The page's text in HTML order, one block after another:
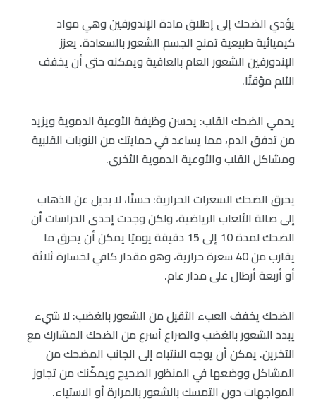
يؤدي الضحك إلى إطلاق مادة الإندورفين وهي مواد
كيميائية طبيعية تمنح الجسم الشعور بالسعادة. يعزز
الإندورفين الشعور العام بالعافية ويمكنه حتى أن يخفف
الألم مؤقتًا.
يحمي الضحك القلب: يحسن وظيفة الأوعية الدموية ويزيد
من تدفق الدم، مما يساعد في حمايتك من النوبات القلبية
ومشاكل القلب والأوعية الدموية الأخرى.
يحرق الضحك السعرات الحرارية: حسنًا، لا بديل عن الذهاب
إلى صالة الألعاب الرياضية، ولكن وجدت إحدى الدراسات أن
الضحك لمدة 10 إلى 15 دقيقة يوميًا يمكن أن يحرق ما
يقارب من 40 سعرة حرارية، وهو مقدار كافي لخسارة ثلاثة
أو أربعة أرطال على مدار عام.
الضحك يخفف العبء الثقيل من الشعور بالغضب: لا شيء
يبدد الشعور بالغضب والصراع أسرع من الضحك المشارك مع
الآخرين. يمكن أن يوجه الانتباه إلى الجانب المضحك من
المشاكل ووضعها في المنظور الصحيح ويمكّنك من تجاوز
المواجهات دون التمسك بالشعور بالمرارة أو الاستياء.